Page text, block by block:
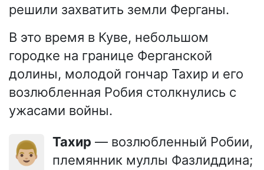
решили захватить земли Ферганы.
В это время в Куве, небольшом
городке на границе Ферганской
долины, молодой гончар Тахир и его
возлюбленная Робия столкнулись с
ужасами войны.
👨🏼 Тахир — возлюбленный Робии,
племянник муллы Фазлиддина;